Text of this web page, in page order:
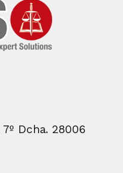
Dcha. 28006